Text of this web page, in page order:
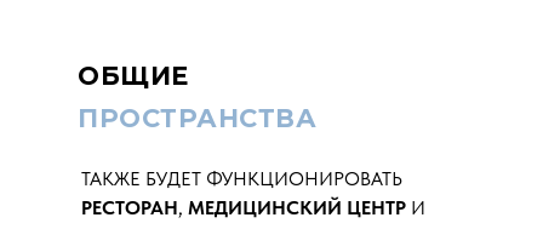
ОБЩИЕ
ПРОСТРАНСТВА
ТАКЖЕ БУДЕТ ФУНКЦИОНИРОВАТЬ
РЕСТОРАН, МЕДИЦИНСКИЙ ЦЕНТР И